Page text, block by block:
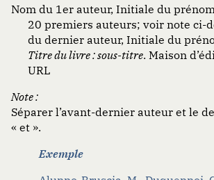
Nom du 1er auteur, Initiale du
20 premiers auteurs; voir note ci-
du dernier auteur, Initiale du
Titre du livre : sous-titre. Maison
URL
Note :
Séparer l’avant-dernier auteur et le
« et ».
Exemple